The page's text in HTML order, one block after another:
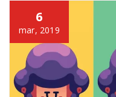
6
mar, 2019